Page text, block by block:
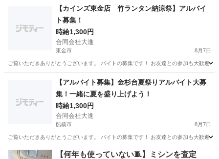
【カインズ東金店 竹ランタン納涼祭】アルバイ
ト募集！
時給1,300円
合同会社大進
東金市 8月7日
ご覧いただきありがとうございます。 バイトの募集です！ お友達との参加も大歓迎
イベントスタッフ 給料
【アルバイト募集】金杉台夏祭りアルバイト大募
集！一緒に夏を盛り上げよう！
時給1,300円
合同会社大進
船橋市 8月7日
ご覧いただきありがとうございます。 バイトの募集です！ お友達との参加も大歓迎
千葉 船橋市 イベントスタッフ 夏祭り
【何年も使っていない🧵】ミシンを査定